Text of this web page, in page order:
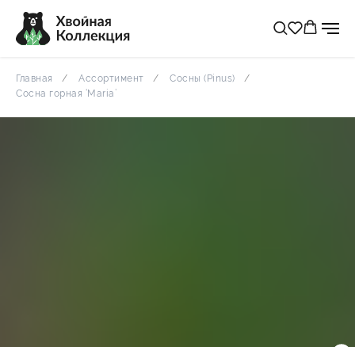
Главная Ассортимент
Сосны (Pinus)
Сосна горная ‘Maria’